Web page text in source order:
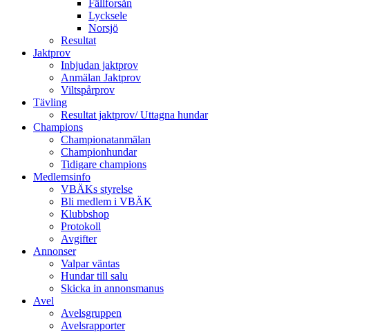
Fällforsån
Lycksele
Norsjö
Resultat
Jaktprov
Inbjudan jaktprov
Anmälan Jaktprov
Viltspårprov
Tävling
Resultat jaktprov/ Uttagna hundar
Champions
Championatanmälan
Championhundar
Tidigare champions
Medlemsinfo
VBÄKs styrelse
Bli medlem i VBÄK
Klubbshop
Protokoll
Avgifter
Annonser
Valpar väntas
Hundar till salu
Skicka in annonsmanus
Avel
Avelsgruppen
Avelsrapporter